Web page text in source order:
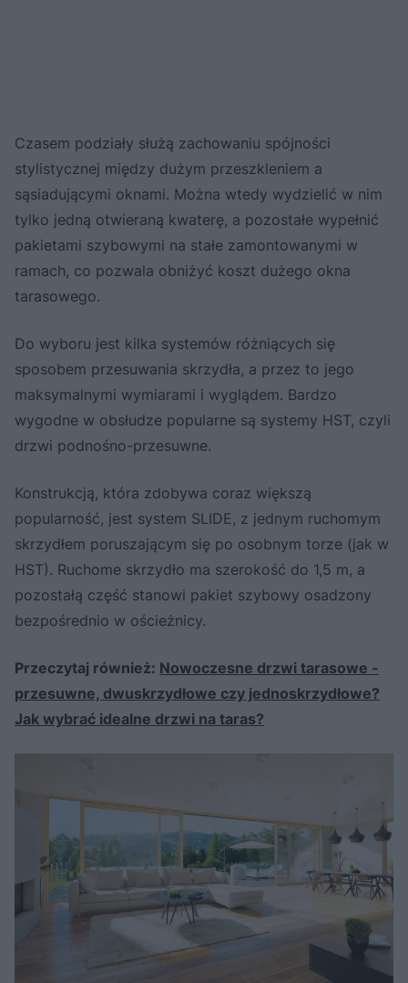
Czasem podziały służą zachowaniu spójności
stylistycznej między dużym przeszkleniem a
sąsiadującymi oknami. Można wtedy wydzielić w nim
tylko jedną otwieraną kwaterę, a pozostałe wypełnić
pakietami szybowymi na stałe zamontowanymi w
ramach, co pozwala obniżyć koszt dużego okna
tarasowego.
Do wyboru jest kilka systemów różniących się
sposobem przesuwania skrzydła, a przez to jego
maksymalnymi wymiarami i wyglądem. Bardzo
wygodne w obsłudze popularne są systemy HST, czyli
drzwi podnośno-przesuwne.
Konstrukcją, która zdobywa coraz większą
popularność, jest system SLIDE, z jednym ruchomym
skrzydłem poruszającym się po osobnym torze (jak w
HST). Ruchome skrzydło ma szerokość do 1,5 m, a
pozostałą część stanowi pakiet szybowy osadzony
bezpośrednio w ościeżnicy.
Przeczytaj również: Nowoczesne drzwi tarasowe -
przesuwne, dwuskrzydłowe czy jednoskrzydłowe?
Jak wybrać idealne drzwi na taras?